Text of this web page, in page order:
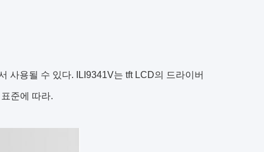
사용될 수 있다. ILI9341V는 tft LCD의 드라이버
준에 따라.